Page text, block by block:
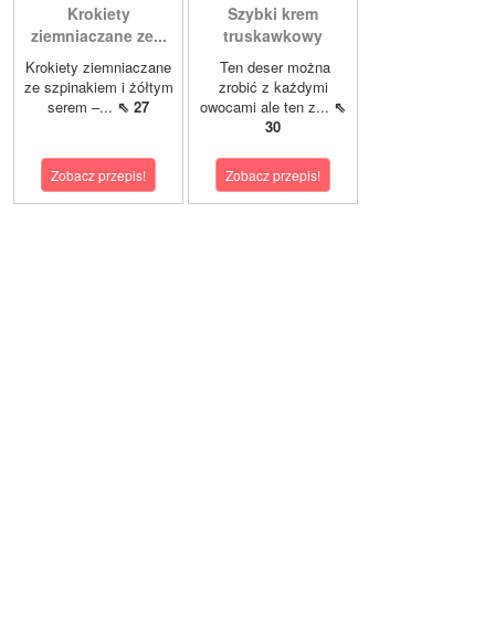
Krokiety
ziemniaczane ze...
Krokiety ziemniaczane
ze szpinakiem i żółtym
serem –... ⇖ 27
Zobacz przepis!
Szybki krem
truskawkowy
Ten deser można
zrobić z każdymi
owocami ale ten z... ⇖
30
Zobacz przepis!